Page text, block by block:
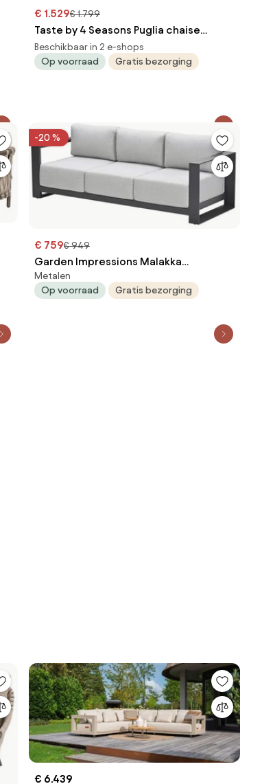
€ 1.529€ 1.799
Taste by 4 Seasons Puglia chaise
loungebank terre Loungebank bruin
weerbestendig
Beschikbaar in 2 e-shops
Op voorraad
Gratis bezorging
-20 %
€ 759€ 949
Garden Impressions Malakka
loungebank - donker grijs
Metalen
Op voorraad
Gratis bezorging
€ 6.439